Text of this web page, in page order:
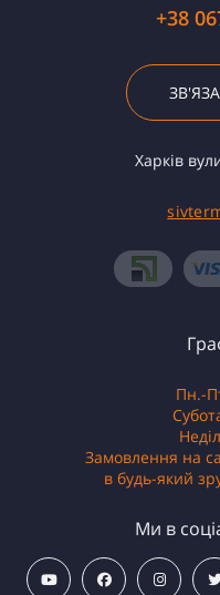
+38
Харків
Пн.-
Замовлення на
в будь-який
Ми в